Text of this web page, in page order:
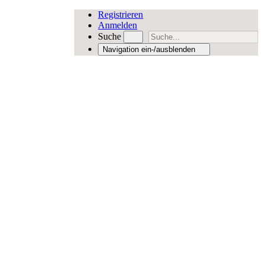
Registrieren
Anmelden
Suche
Navigation ein-/ausblenden